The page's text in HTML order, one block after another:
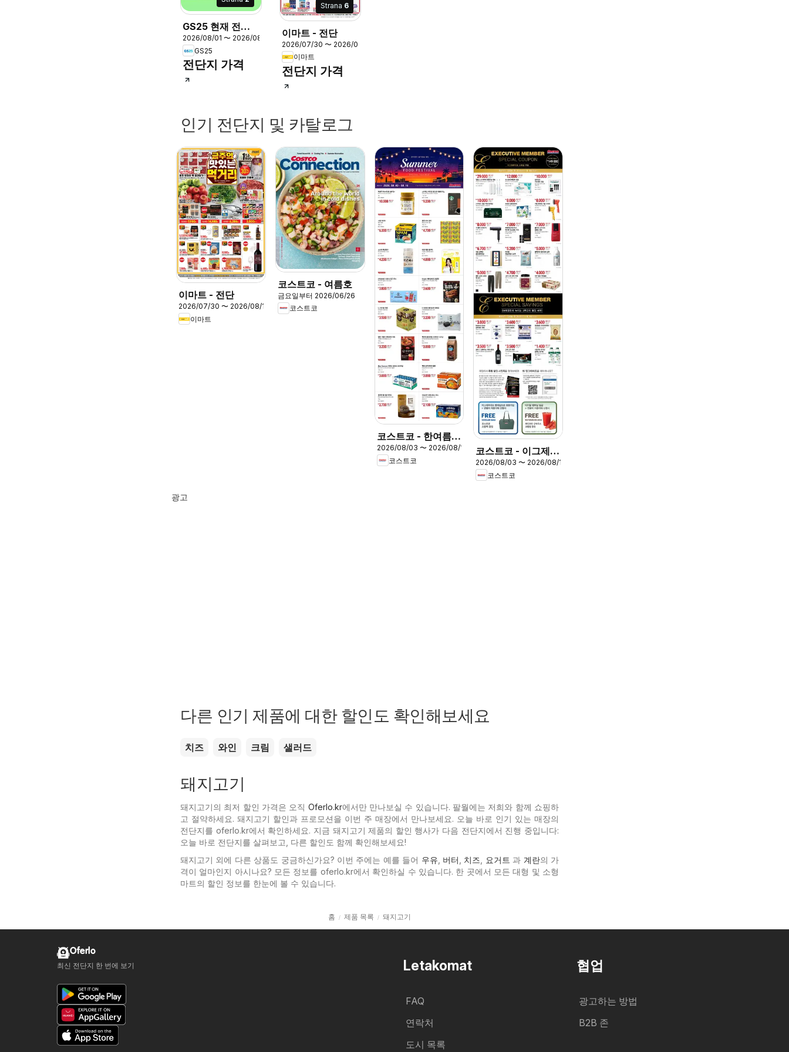
GS25 현재 전단
지
2026/08/01 〜 2026/08/31
GS25
전단지 가격
Strana 6
이마트 - 전단
2026/07/30 〜 2026/08/13
이마트
전단지 가격
인기 전단지 및 카탈로그
이마트 - 전단
2026/07/30 〜 2026/08/13
이마트
코스트코 - 여름호
금요일부터 2026/06/26
코스트코
코스트코 - 한여름의
즐거움을 담은
2026/08/03 〜 2026/08/16
코스트코
코스트코 - 이그제큐
티브 스페셜 쿠폰
2026/08/03 〜 2026/08/16
코스트코
광고
다른 인기 제품에 대한 할인도 확인해보세요
치즈 와인 크림 샐러드
돼지고기
돼지고기의 최저 할인 가격은 오직 Oferlo.kr에서만 만나보실 수 있습니다. 팔월에는 저희와 함께 쇼핑하
고 절약하세요. 돼지고기 할인과 프로모션을 이번 주 매장에서 만나보세요. 오늘 바로 인기 있는 매장의
전단지를 oferlo.kr에서 확인하세요. 지금 돼지고기 제품의 할인 행사가 다음 전단지에서 진행 중입니다:
오늘 바로 전단지를 살펴보고, 다른 할인도 함께 확인해보세요!
돼지고기 외에 다른 상품도 궁금하신가요? 이번 주에는 예를 들어 우유 버터 치즈 요거트 과 계란의 가
격이 얼마인지 아시나요? 모든 정보를 oferlo.kr에서 확인하실 수 있습니다. 한 곳에서 모든 대형 및 소형
마트의 할인 정보를 한눈에 볼 수 있습니다.
홈 제품 목록 돼지고기
Letakomat
FAQ
연락처
도시 목록
협업
광고하는 방법
B2B 존
Oferlo
최신 전단지 한 번에 보기